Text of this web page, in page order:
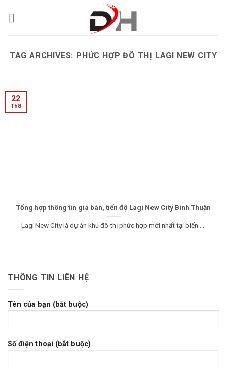
TAG ARCHIVES: PHỨC HỢP ĐÔ THỊ LAGI NEW CITY
Tổng hợp thông tin giá bán, tiến độ Lagi New City Bình Thuận
Lagi New City là dự án khu đô thị phức hợp mới nhất tại biển.....
22
Th8
THÔNG TIN LIÊN HỆ
Tên của bạn (bắt buộc)
Số điện thoại (bắt buộc)